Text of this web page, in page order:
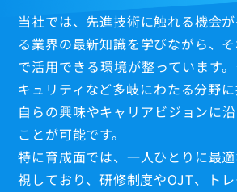
当社では、先進技術に触れる機会
る業界の最新知識を学びながら、
で活用できる環境が整っています
キュリティなど多岐にわたる分野に
自らの興味やキャリアビジョンに
ことが可能です。
特に育成面では、一人ひとりに最
視しており、研修制度やOJT、ト